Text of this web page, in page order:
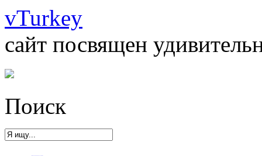
vTurkey
сайт посвящен
Поиск